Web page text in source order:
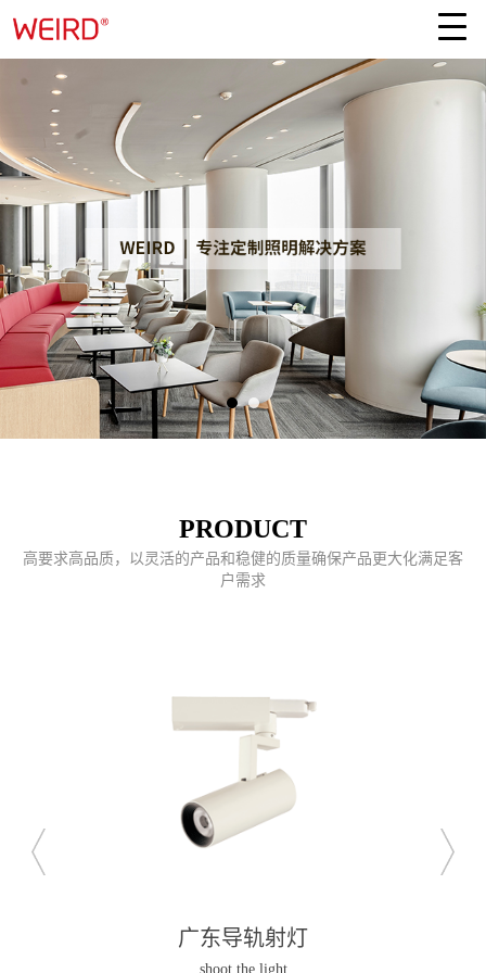
PRODUCT
高要求高品质，以灵活的产品和稳健的质量确保产品更大化满足客
户需求
广东明装筒灯及吊灯
lamp and chandelier